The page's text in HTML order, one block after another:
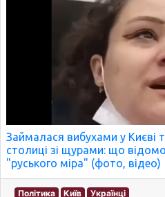
Займалася вибухами у Києві
столиці зі щурами: що
"руського міра" (фото, відео)
Політика Київ Українці